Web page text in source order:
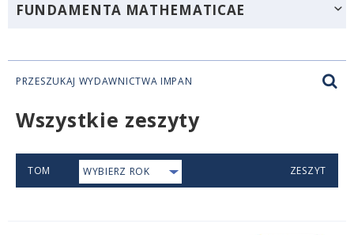
FUNDAMENTA MATHEMATICAE
PRZESZUKAJ WYDAWNICTWA IMPAN
Wszystkie zeszyty
WYBIERZ ROK
TOM ZESZYT